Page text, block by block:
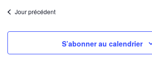
uneJour précédent
S’abonner au calendrier